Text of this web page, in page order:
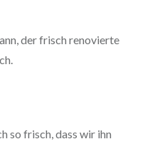
der frisch renovierte
so frisch, dass wir ihn